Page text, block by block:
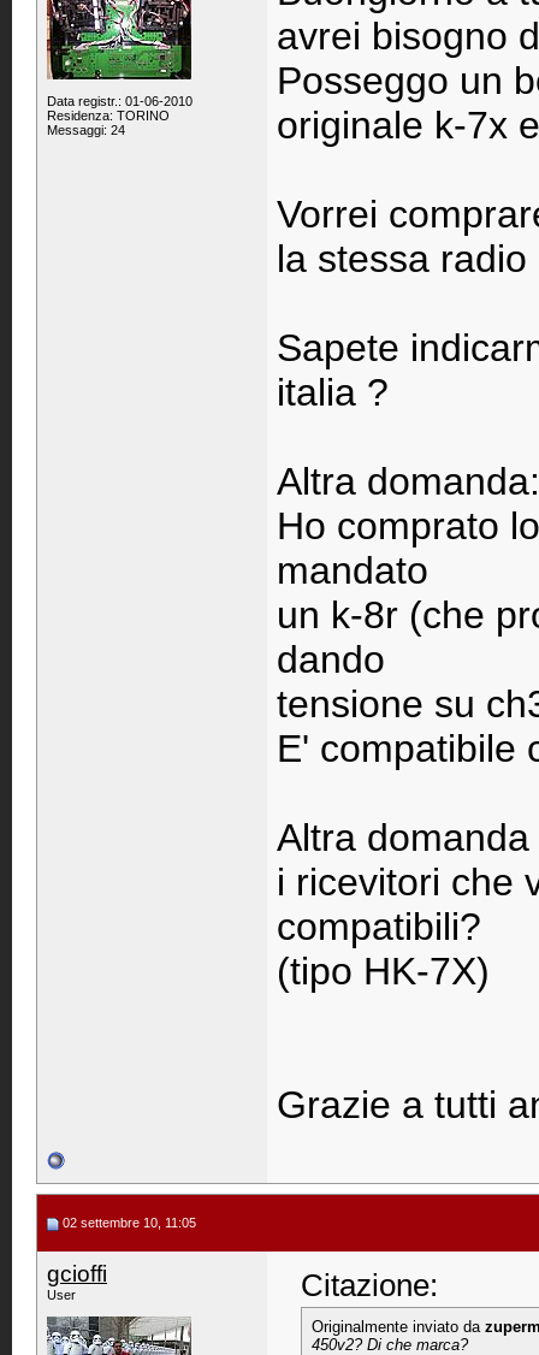
Data registr.: 01-06-2010
Residenza: TORINO
Messaggi: 24
avrei bisogno
Posseggo un
originale k-7x
Vorrei
la stessa
Sapete
italia ?
Altra domanda:
Ho comprato
mandato
un k-8r (che
dando
tensione su
E' compatibile
Altra
i ricevitori che
compatibili?
(tipo HK-7X)
Grazie a tutti
02 settembre 10, 11:05
gcioffi
User Citazione:
Originalmente inviato da
450v2? Di che marca?